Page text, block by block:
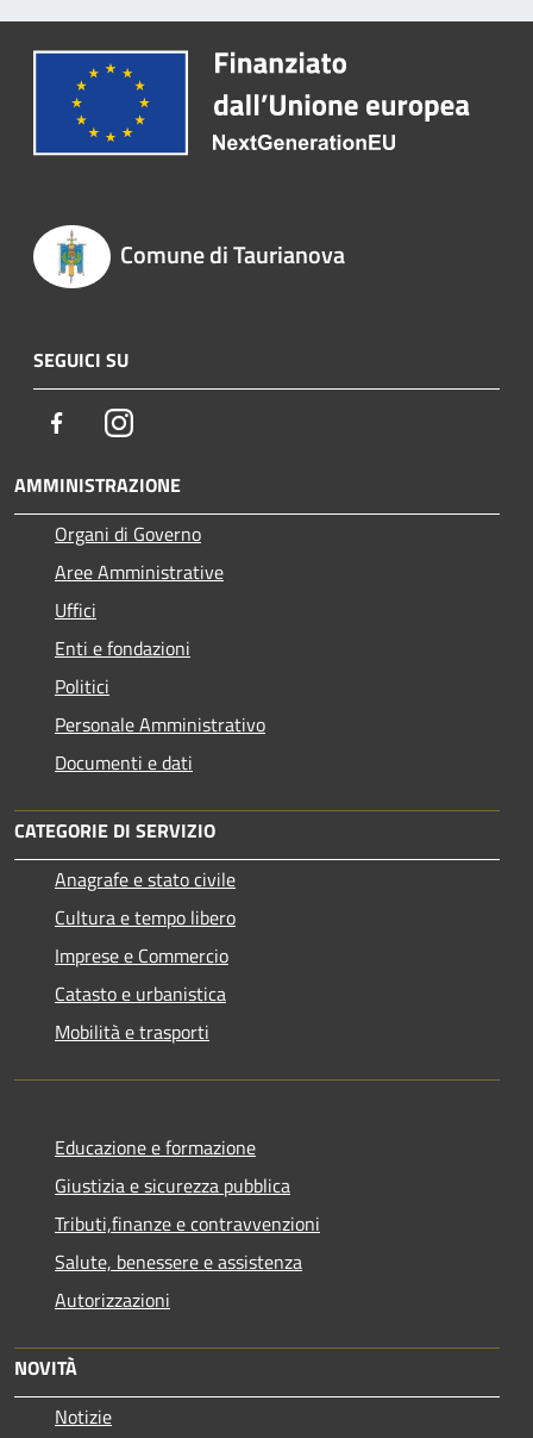
Comune di Taurianova
SEGUICI SU
FacebookInstagram
AMMINISTRAZIONE
Organi di Governo
Aree Amministrative
Uffici
Enti e fondazioni
Politici
Personale Amministrativo
Documenti e dati
CATEGORIE DI SERVIZIO
Anagrafe e stato civile
Cultura e tempo libero
Imprese e Commercio
Catasto e urbanistica
Mobilità e trasporti
Educazione e formazione
Giustizia e sicurezza pubblica
Tributi,finanze e contravvenzioni
Salute, benessere e assistenza
Autorizzazioni
NOVITÀ
Notizie